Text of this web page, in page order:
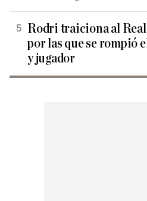
Rodri traiciona al
por las que se rompió
y jugador